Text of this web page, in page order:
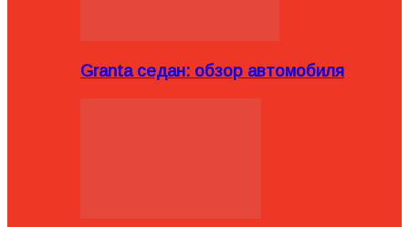
Granta седан: обзор автомобиля